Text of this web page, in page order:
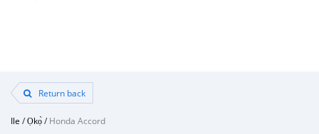
Return back
Ile /Ọkọ̀/Honda Accord